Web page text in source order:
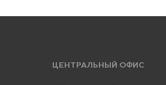
ЦЕНТРАЛЬНЫЙ ОФИС